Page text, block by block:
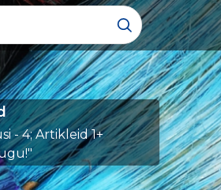
- 4; Artikleid 1+